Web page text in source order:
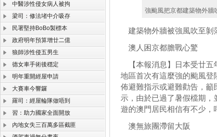
中醫涉性侵女病人被拘
梁司：修法堵中介吸存
民署堅持BoBo製標本
政府明年預算增廿二億
狼師涉性侵五男生
德女車手術後穩定
明年重開經屋申請
大賽車今響鑼
羅司：經屋輪隊做唔到
習：助力國家全面開放
內地女失三百萬多區截匪
強颱風把京都建築物外牆
建築物外牆被強風吹至剝
澳人困京都膽戰心驚
【本報消息】日本受廿五
地區首次有這麼強的颱風
佈避難指示或避難勸告，
示，由於已過了暑假檔期
遊的澳門居民相信有不少，
澳無旅團滯留大阪